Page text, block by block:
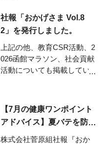
社報「おかげさま Vol.8
2」を発行しました。
上記の他、教育CSR活動、2
026函館マラソン、社会貢献
活動についても掲載してい
らから
【7月の健康ワンポイント
アドバイス】夏バテを防ぐ
健康習慣
株式会社菅原組社報『おか